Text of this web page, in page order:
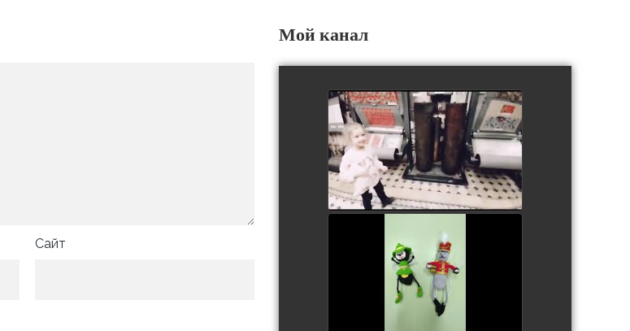
Сайт
Мой канал
Юные инженерики. Ева
watch video
В гостях у мухи - цокотухи
watch video